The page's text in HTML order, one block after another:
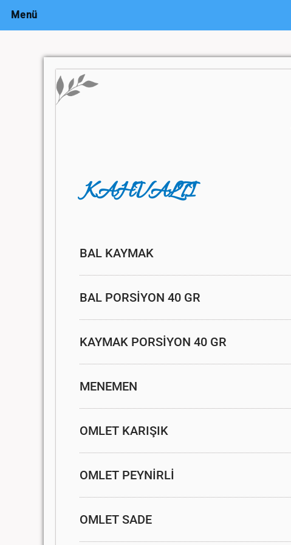
Menü
KAHVALTI
BAL KAYMAK
BAL PORSİYON 40 GR
KAYMAK PORSİYON 40 GR
MENEMEN
OMLET KARIŞIK
OMLET PEYNİRLİ
OMLET SADE